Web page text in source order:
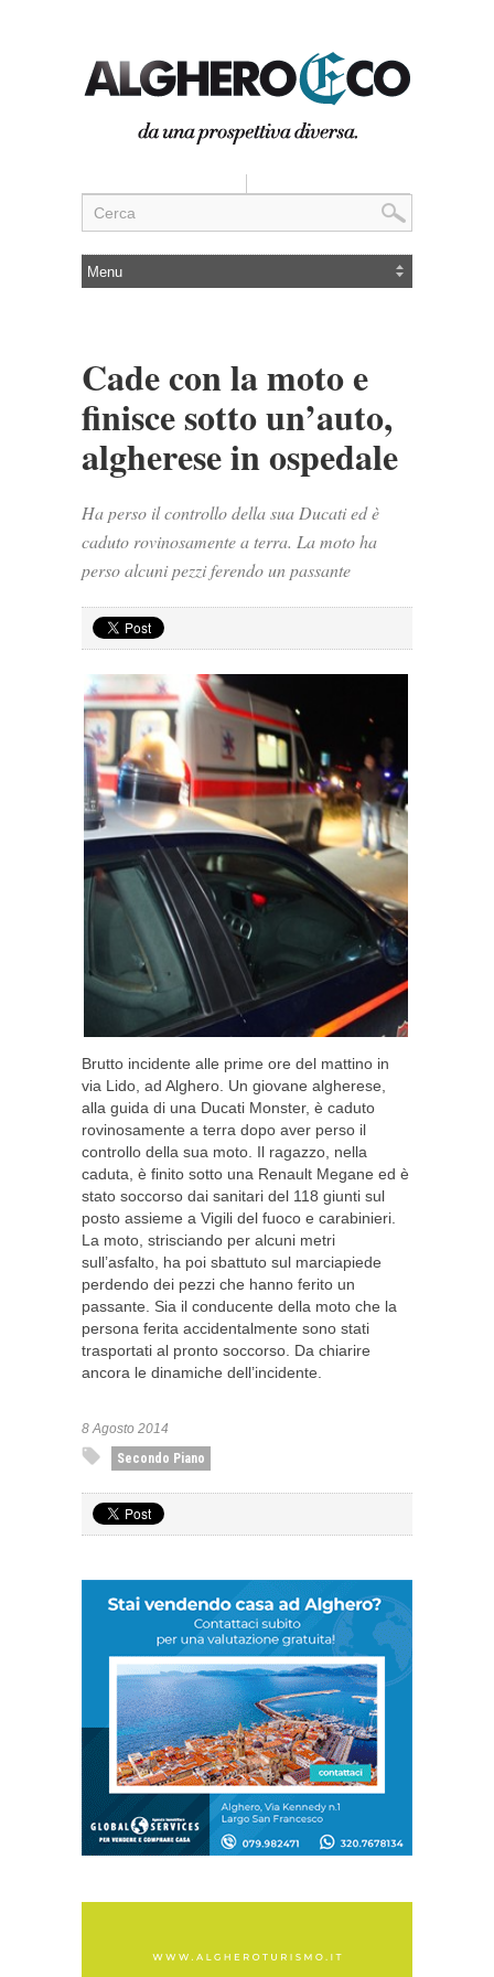
Cade con la moto e
finisce sotto un’auto,
algherese in ospedale
Ha perso il controllo della sua Ducati ed è
caduto rovinosamente a terra. La moto ha
perso alcuni pezzi ferendo un passante
Brutto incidente alle prime ore del mattino in
via Lido, ad Alghero. Un giovane algherese,
alla guida di una Ducati Monster, è caduto
rovinosamente a terra dopo aver perso il
controllo della sua moto. Il ragazzo, nella
caduta, è finito sotto una Renault Megane ed è
stato soccorso dai sanitari del 118 giunti sul
posto assieme a Vigili del fuoco e carabinieri.
La moto, strisciando per alcuni metri
sull’asfalto, ha poi sbattuto sul marciapiede
perdendo dei pezzi che hanno ferito un
passante. Sia il conducente della moto che la
persona ferita accidentalmente sono stati
trasportati al pronto soccorso. Da chiarire
ancora le dinamiche dell’incidente.
8 Agosto 2014
Secondo Piano